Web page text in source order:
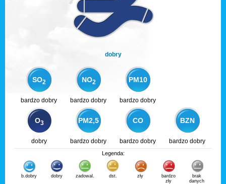
dobry
SO2 NO2 PM10
bardzo dobry bardzo dobry bardzo dobry
O3 PM2,5 CO BZN
dobry bardzo dobry bardzo dobry bardzo dobry
Legenda:
b.dobry dobry zadowal. dst. zły
bardzo
zły
brak
danych